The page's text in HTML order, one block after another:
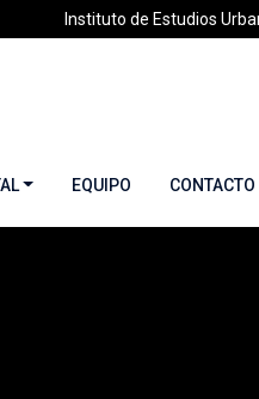
Instituto de Estudios
EQUIPO CONTACTO